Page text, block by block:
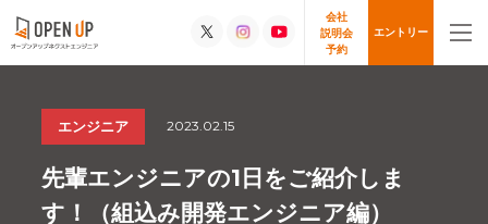
会社
説明会
予約
エントリー
エンジニア 2023.02.15
先輩エンジニアの1日をご紹介しま
す！（組込み開発エンジニア編）